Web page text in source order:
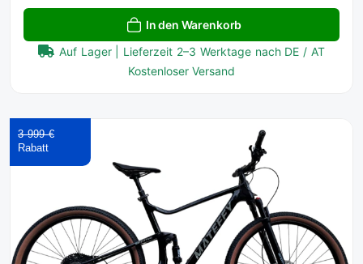
In den Warenkorb
Auf Lager | Lieferzeit 2–3 Werktage nach DE / AT
Kostenloser Versand
3 999 €